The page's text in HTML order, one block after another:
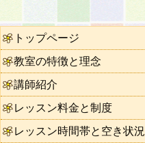
トップページ
教室の特徴と理念
講師紹介
レッスン料金と制度
レッスン時間帯と空き状況